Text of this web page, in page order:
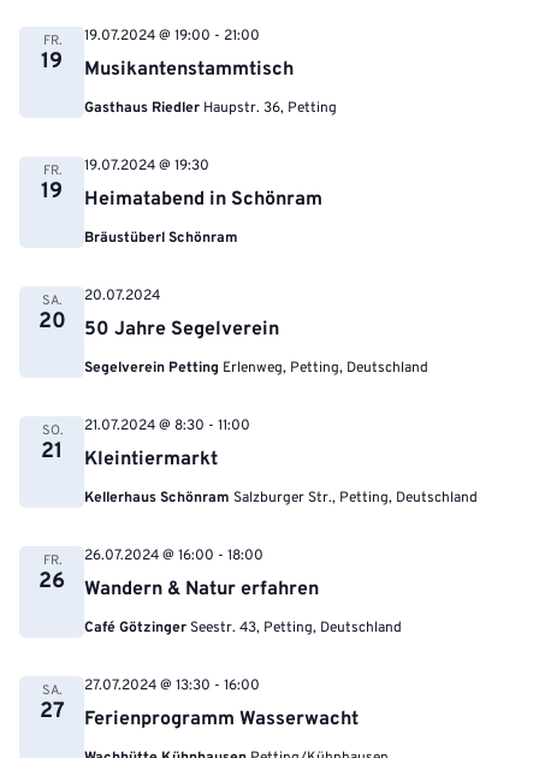
FR.
19 Musikantenstammtisch
19.07.2024 @ 19:00 - 21:00
Gasthaus Riedler Haupstr. 36, Petting
FR.
19 Heimatabend in Schönram
19.07.2024 @ 19:30
Bräustüberl Schönram
SA.
20 50 Jahre Segelverein
20.07.2024
Segelverein Petting Erlenweg, Petting, Deutschland
SO.
21 Kleintiermarkt
21.07.2024 @ 8:30 - 11:00
Kellerhaus Schönram Salzburger Str., Petting, Deutschland
FR.
26 Wandern & Natur erfahren
26.07.2024 @ 16:00 - 18:00
Café Götzinger Seestr. 43, Petting, Deutschland
SA.
27 Ferienprogramm Wasserwacht
27.07.2024 @ 13:30 - 16:00